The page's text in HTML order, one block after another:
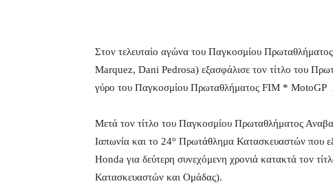
Στον τελευταίο αγώνα του Παγκοσμίου
Marquez, Dani Pedrosa) εξασφάλισε τον τίτλο του
γύρο του Παγκοσμίου Πρωταθλήματος FIM * MotoGP
Μετά τον τίτλο του Παγκοσμίου Πρωταθλήματος
Ιαπωνία και το 24ο Πρωτάθλημα Κατασκευαστών που
Honda για δεύτερη συνεχόμενη χρονιά κατακτά τον
Κατασκευαστών και Ομάδας).